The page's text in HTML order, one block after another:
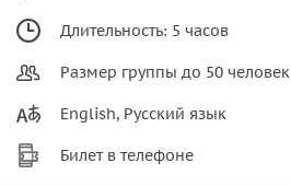
Длительность: 5 часов
Размер группы до 50 человек
English, Русский язык
Билет в телефоне